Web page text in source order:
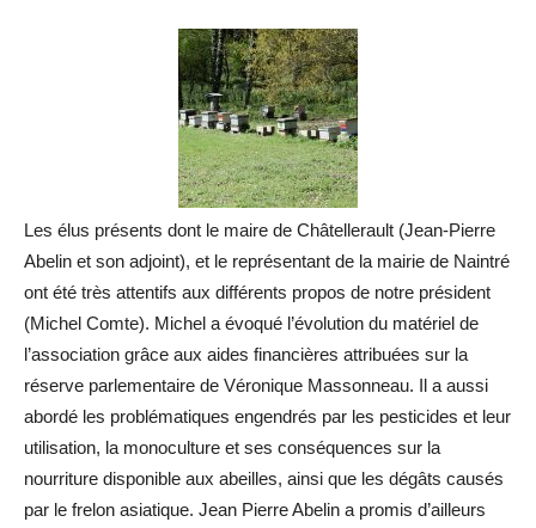
Les élus présents dont le maire de Châtellerault (Jean-Pierre
Abelin et son adjoint), et le représentant de la mairie de Naintré
ont été très attentifs aux différents propos de notre président
(Michel Comte). Michel a évoqué l’évolution du matériel de
l’association grâce aux aides financières attribuées sur la
réserve parlementaire de Véronique Massonneau. Il a aussi
abordé les problématiques engendrés par les pesticides et leur
utilisation, la monoculture et ses conséquences sur la
nourriture disponible aux abeilles, ainsi que les dégâts causés
par le frelon asiatique. Jean Pierre Abelin a promis d’ailleurs